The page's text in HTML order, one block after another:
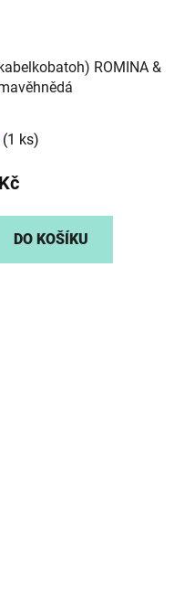
ROMINA &
(1 ks)
DO KOŠÍKU